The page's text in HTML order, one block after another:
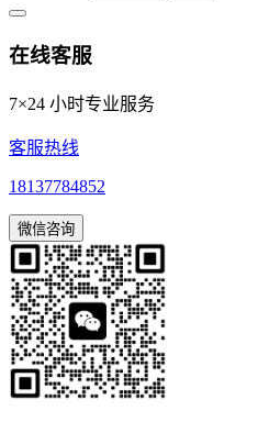
在线客服
7×24 小时专业服务
客服热线
18137784852
微信咨询